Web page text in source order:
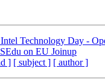
Technology Day -
on EU Joinup
] [ subject ] [ author ]